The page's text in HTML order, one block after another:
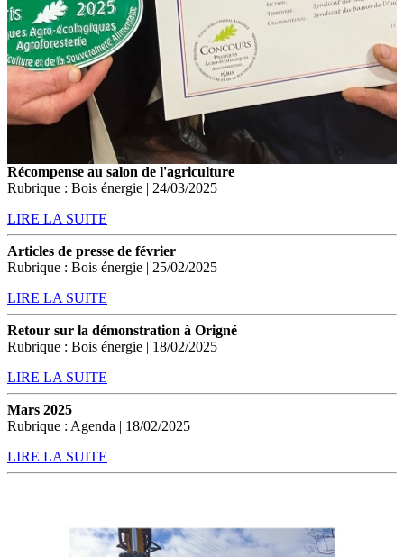
Récompense au salon de l'agriculture
Rubrique : Bois énergie | 24/03/2025
LIRE LA SUITE
Articles de presse de février
Rubrique : Bois énergie | 25/02/2025
LIRE LA SUITE
Retour sur la démonstration à Origné
Rubrique : Bois énergie | 18/02/2025
LIRE LA SUITE
Mars 2025
Rubrique : Agenda | 18/02/2025
LIRE LA SUITE